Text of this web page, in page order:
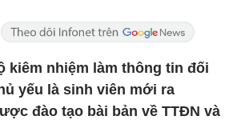
kiêm nhiệm làm thông tin đối
yếu là sinh viên mới ra
đào tạo bài bản về TTĐN và